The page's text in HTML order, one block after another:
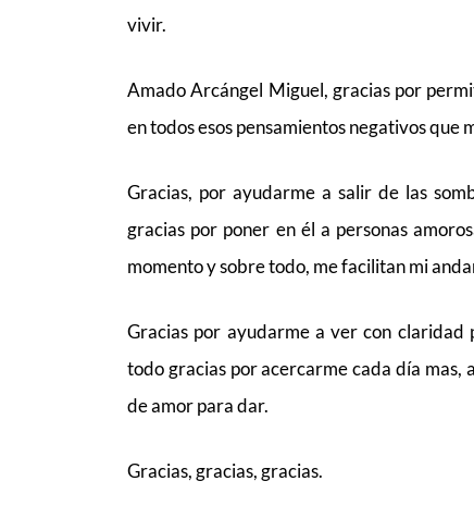
vivir.
Amado Arcángel Miguel, gracias por
en todos esos pensamientos negativos
Gracias, por ayudarme a salir de las
gracias por poner en él a personas
momento y sobre todo, me facilitan mi
Gracias por ayudarme a ver con claridad
todo gracias por acercarme cada día
de amor para dar.
Gracias, gracias, gracias.